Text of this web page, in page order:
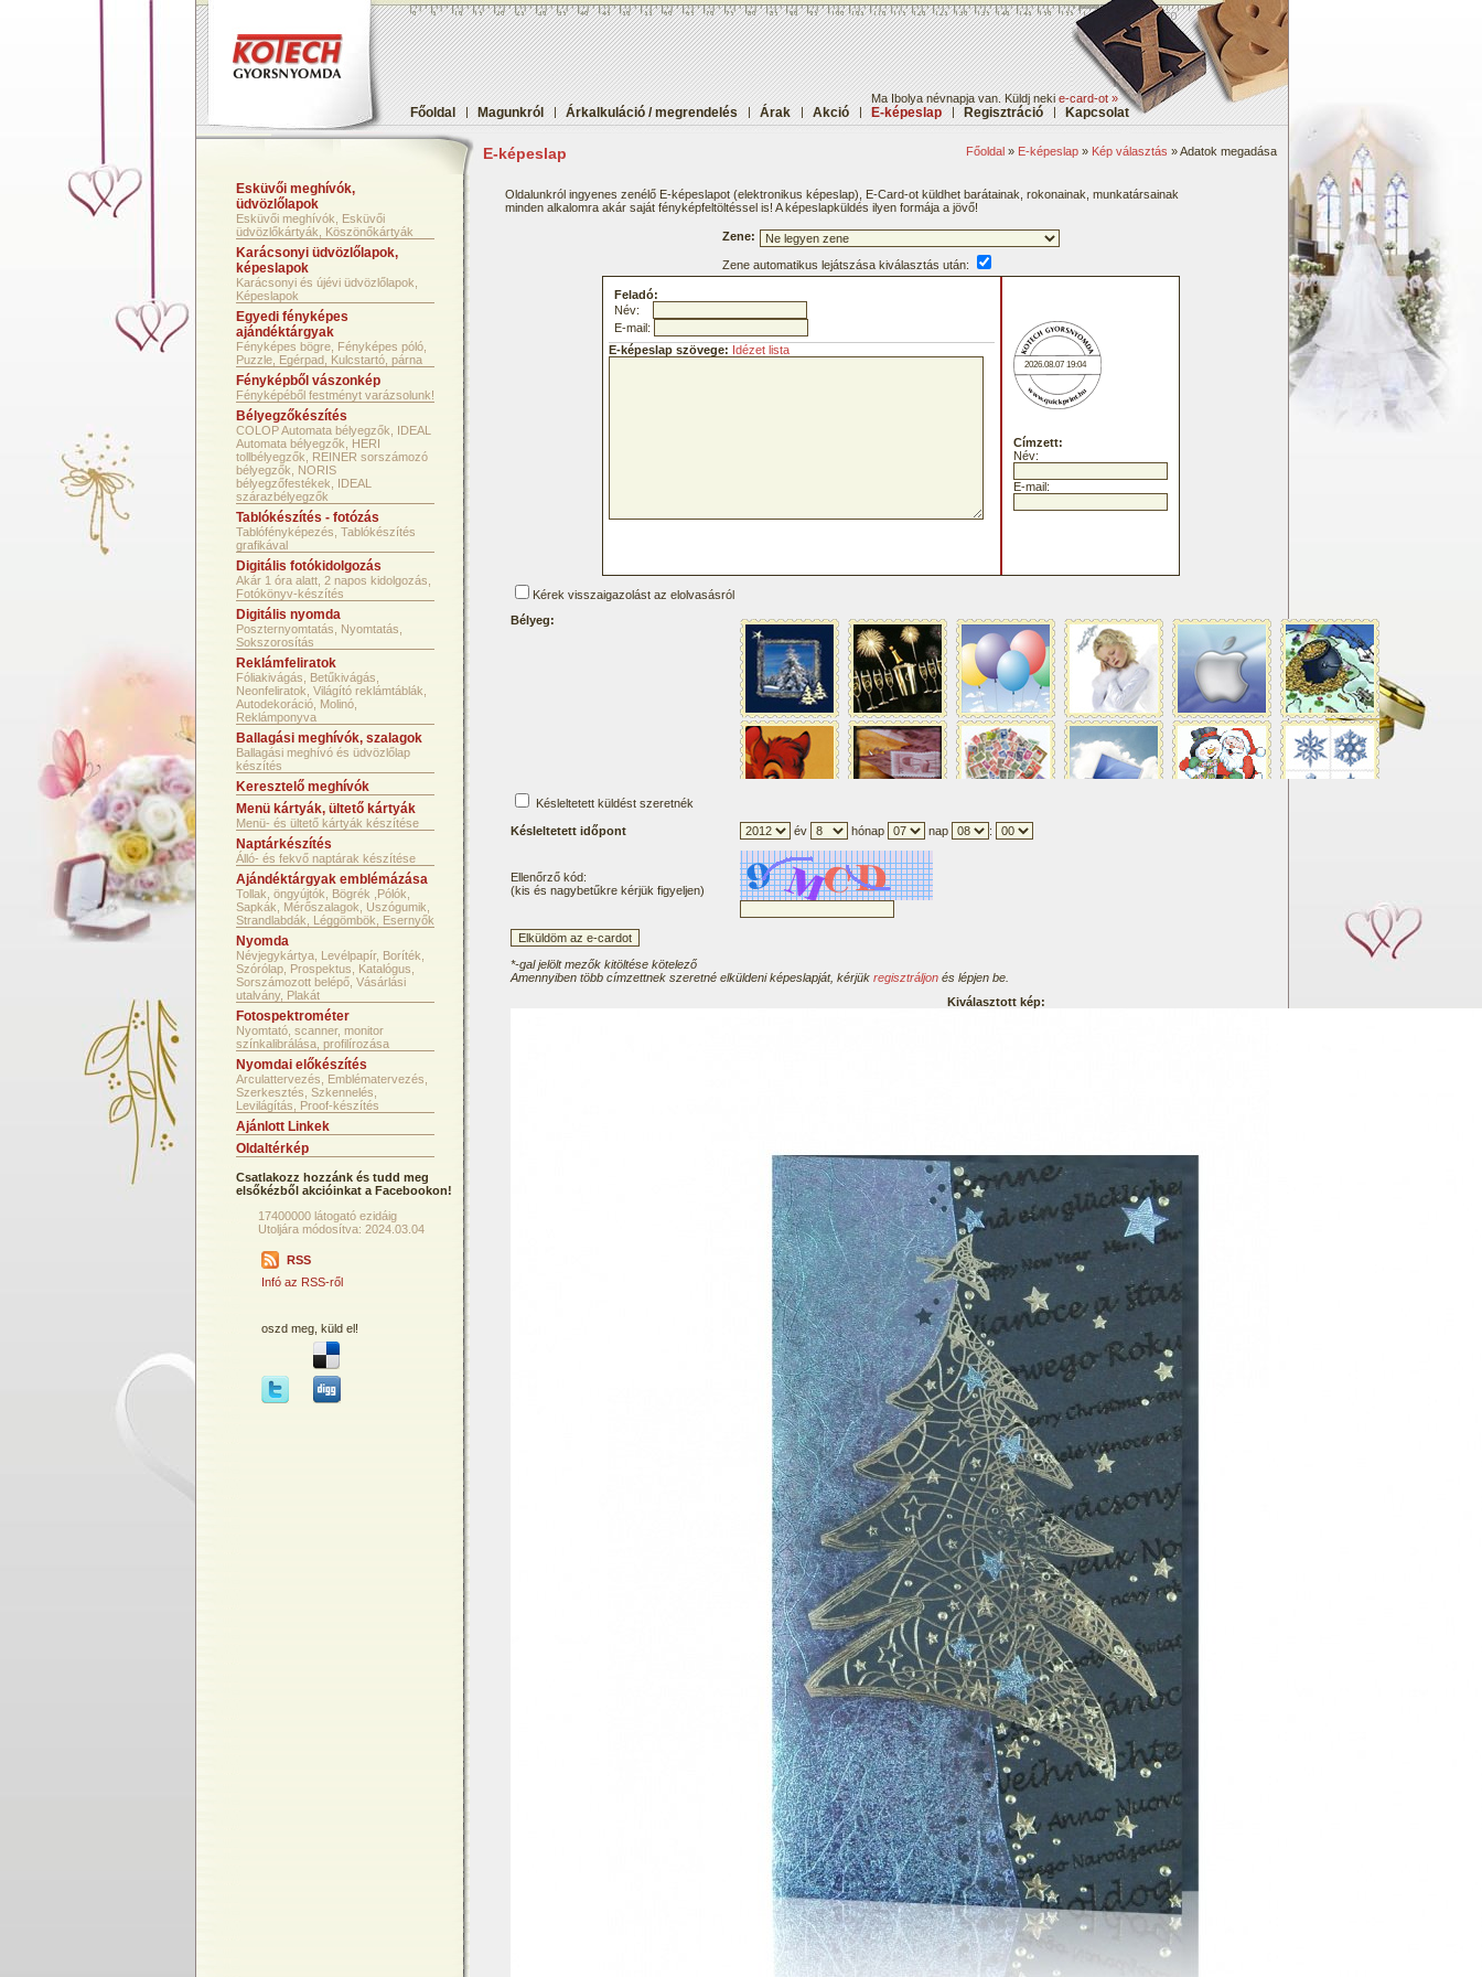
Ma Ibolya névnapja van. Küldj nekie-card-ot »
Főoldal | Magunkról | Árkalkuláció / megrendelés | Árak | Akció | E-képeslap | Regisztráció | Kapcsolat
E-képeslap Főoldal » E-képeslap » Kép választás » Adatok megadása
Esküvői meghívók,
üdvözlőlapok
Esküvői meghívók, Esküvői
üdvözlőkártyák, Köszönőkártyák
Karácsonyi üdvözlőlapok,
képeslapok
Karácsonyi és újévi üdvözlőlapok,
Képeslapok
Egyedi fényképes
ajándéktárgyak
Fényképes bögre, Fényképes póló,
Puzzle, Egérpad, Kulcstartó, párna
Fényképből vászonkép
Fényképéből festményt varázsolunk!
Bélyegzőkészítés
COLOP Automata bélyegzők, IDEAL
Automata bélyegzők, HERI
tollbélyegzők, REINER sorszámozó
bélyegzők, NORIS
bélyegzőfestékek, IDEAL
szárazbélyegzők
Tablókészítés - fotózás
Tablófényképezés, Tablókészítés
grafikával
Digitális fotókidolgozás
Akár 1 óra alatt, 2 napos kidolgozás,
Fotókönyv-készítés
Digitális nyomda
Poszternyomtatás, Nyomtatás,
Sokszorosítás
Reklámfeliratok
Fóliakivágás, Betűkivágás,
Neonfeliratok, Világító reklámtáblák,
Autodekoráció, Molinó,
Reklámponyva
Ballagási meghívók, szalagok
Ballagási meghívó és üdvözlőlap
készítés
Keresztelő meghívók
Menü kártyák, ültető kártyák
Menü- és ültető kártyák készítése
Naptárkészítés
Álló- és fekvő naptárak készítése
Ajándéktárgyak emblémázása
Tollak, öngyújtók, Bögrék ,Pólók,
Sapkák, Mérőszalagok, Uszógumik,
Strandlabdák, Léggömbök, Esernyők
Nyomda
Névjegykártya, Levélpapír, Boríték,
Szórólap, Prospektus, Katalógus,
Sorszámozott belépő, Vásárlási
utalvány, Plakát
Fotospektrométer
Nyomtató, scanner, monitor
színkalibrálása, profilírozása
Nyomdai előkészítés
Arculattervezés, Emblématervezés,
Szerkesztés, Szkennelés,
Levilágítás, Proof-készítés
Ajánlott Linkek
Oldaltérkép
Csatlakozz hozzánk és tudd meg
elsőkézből akcióinkat a Facebookon!
17400000 látogató ezidáig
Utoljára módosítva: 2024.03.04
RSS
Infó az RSS-ről
oszd meg, küld el!
Oldalunkról ingyenes zenélő E-képeslapot (elektronikus képeslap), E-Card-ot küldhet barátainak, rokonainak, munkatársainak
minden alkalomra akár saját fényképfeltöltéssel is! A képeslapküldés ilyen formája a jövő!
Zene:
Zene automatikus lejátszása kiválasztás után:
Feladó:
Név:
E-mail:
E-képeslap szövege: Idézet lista
2026.08.07 19:04
Címzett:
Név:
E-mail:
Kérek visszaigazolást az elolvasásról
Bélyeg:
Késleltetett küldést szeretnék
Késleltetett időpont év hónap nap :
Ellenőrző kód:
(kis és nagybetűkre kérjük figyeljen)
*-gal jelölt mezők kitöltése kötelező
Amennyiben több címzettnek szeretné elküldeni képeslapját, kérjük regisztráljon és lépjen be.
Kiválasztott kép: